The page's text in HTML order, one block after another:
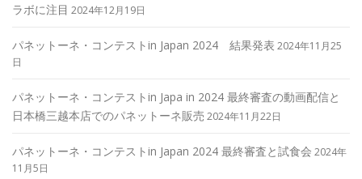
ラボに注目 2024年12月19日
パネットーネ・コンテストin Japan 2024 結果発表 2024年11月25
日
パネットーネ・コンテストin Japa in 2024 最終審査の動画配信と
日本橋三越本店でのパネットーネ販売 2024年11月22日
パネットーネ・コンテストin Japan 2024 最終審査と試食会 2024年
11月5日